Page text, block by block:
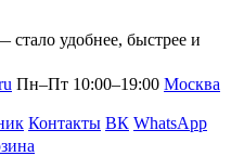
удобнее, быстрее и
Пн–Пт 10:00–19:00 Москва
Контакты ВК WhatsApp